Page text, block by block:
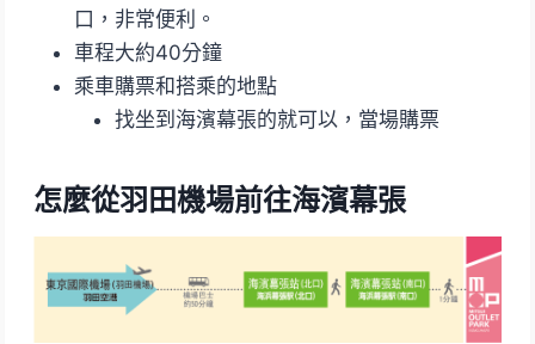
口，非常便利。
車程大約40分鐘
乘車購票和搭乘的地點
找坐到海濱幕張的就可以，當場購票
怎麼從羽田機場前往海濱幕張